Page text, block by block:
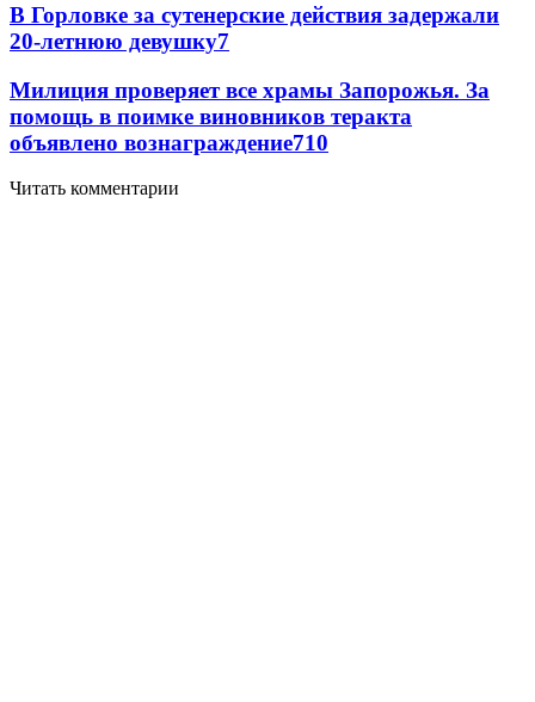
В Горловке за сутенерские действия задержали
20-летнюю девушку7
Милиция проверяет все храмы Запорожья. За
помощь в поимке виновников теракта
объявлено вознаграждение710
Читать комментарии